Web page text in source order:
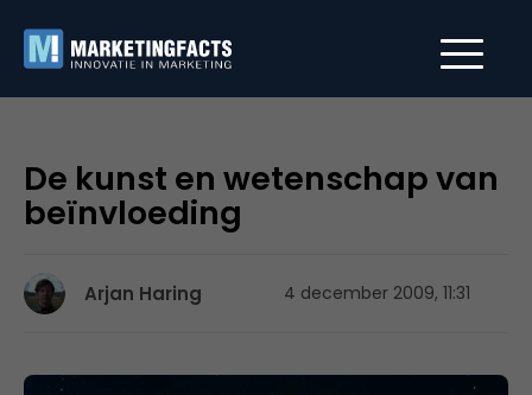
De kunst en wetenschap van
beïnvloeding
Arjan Haring 4 december 2009, 11:31